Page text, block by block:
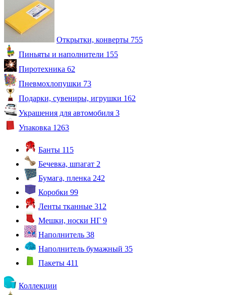
Открытки, конверты 755
Пиньяты и наполнители 155
Пиротехника 62
Пневмохлопушки 73
Подарки, сувениры, игрушки 162
Украшения для автомобиля 3
Упаковка 1263
Банты 115
Бечевка, шпагат 2
Бумага, пленка 242
Коробки 99
Ленты тканные 312
Мешки, носки НГ 9
Наполнитель 38
Наполнитель бумажный 35
Пакеты 411
Коллекции